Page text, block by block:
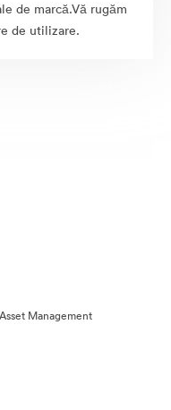
de marcă.Vă rugăm
de utilizare.
Management